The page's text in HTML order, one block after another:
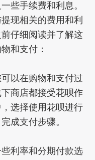
些手续费和利息。
现相关的费用和利
仔细阅读并了解这
和支付：
以在购物和支付过
商店都接受花呗作
选择使用花呗进行
成支付步骤。
利率和分期付款选